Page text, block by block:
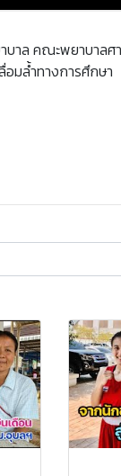
ล คณะพยาบาลศ
มล้ำทางการศึกษา